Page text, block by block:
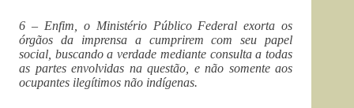
6 – Enfim, o Ministério Público Federal exorta os
órgãos da imprensa a cumprirem com seu papel
social, buscando a verdade mediante consulta a todas
as partes envolvidas na questão, e não somente aos
ocupantes ilegítimos não indígenas.